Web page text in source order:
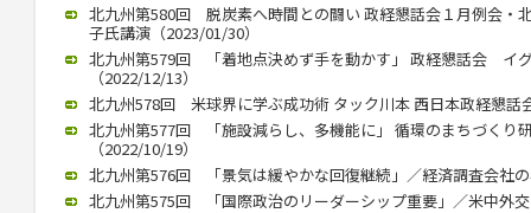
北九州第580回 脱炭素へ時間との闘い 政経懇話会１月例会・
子氏講演（2023/01/30）
北九州第579回 「着地点決めず手を動かす」 政経懇話会 イ
（2022/12/13）
北九州578回 米球界に学ぶ成功術 タック川本 西日本政経懇話
北九州第577回 「施設減らし、多機能に」 循環のまちづくり
（2022/10/19）
北九州第576回 「景気は緩やかな回復継続」／経済調査会社
北九州第575回 「国際政治のリーダーシップ重要」／米中外